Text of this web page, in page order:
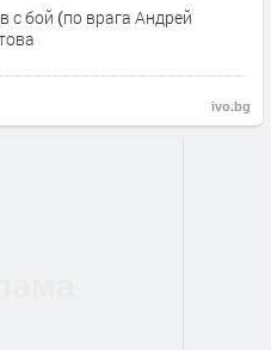
с бой (по врага Андрей
ivo.bg